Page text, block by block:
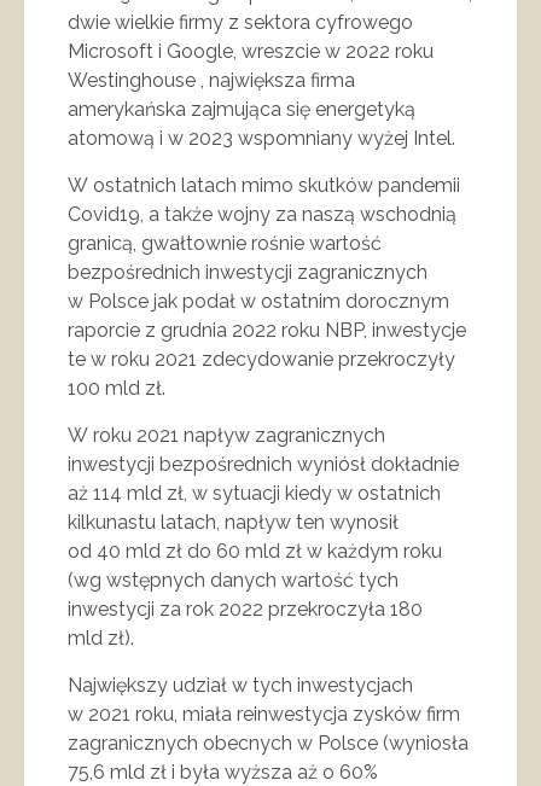
dwie wielkie firmy z sektora cyfrowego
Microsoft i Google, wreszcie w 2022 roku
Westinghouse , największa firma
amerykańska zajmująca się energetyką
atomową i w 2023 wspomniany wyżej Intel.
W ostatnich latach mimo skutków pandemii
Covid19, a także wojny za naszą wschodnią
granicą, gwałtownie rośnie wartość
bezpośrednich inwestycji zagranicznych
w Polsce jak podał w ostatnim dorocznym
raporcie z grudnia 2022 roku NBP, inwestycje
te w roku 2021 zdecydowanie przekroczyły
100 mld zł.
W roku 2021 napływ zagranicznych
inwestycji bezpośrednich wyniósł dokładnie
aż 114 mld zł, w sytuacji kiedy w ostatnich
kilkunastu latach, napływ ten wynosił
od 40 mld zł do 60 mld zł w każdym roku
(wg wstępnych danych wartość tych
inwestycji za rok 2022 przekroczyła 180
mld zł).
Największy udział w tych inwestycjach
w 2021 roku, miała reinwestycja zysków firm
zagranicznych obecnych w Polsce (wyniosła
75,6 mld zł i była wyższa aż o 60%